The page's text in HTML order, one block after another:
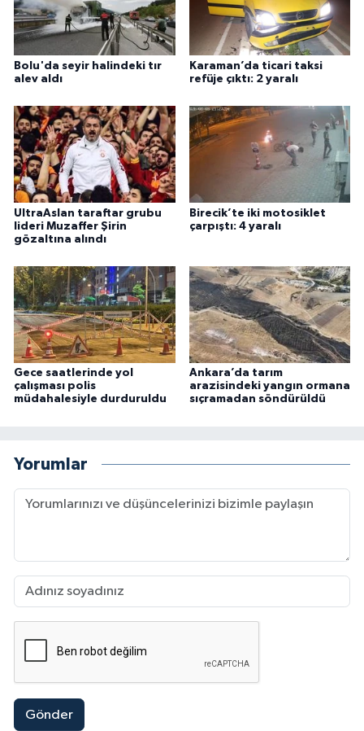
Bolu'da seyir halindeki tır
alev aldı
Karaman’da ticari taksi
refüje çıktı: 2 yaralı
UltraAslan taraftar grubu
lideri Muzaffer Şirin
gözaltına alındı
Birecik’te iki motosiklet
çarpıştı: 4 yaralı
Gece saatlerinde yol
çalışması polis
müdahalesiyle durduruldu
Ankara’da tarım
arazisindeki yangın ormana
sıçramadan söndürüldü
Yorumlar
Gönder